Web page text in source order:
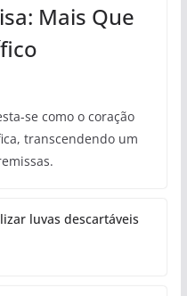
Mais Que
se como o coração
transcendendo um
luvas descartáveis